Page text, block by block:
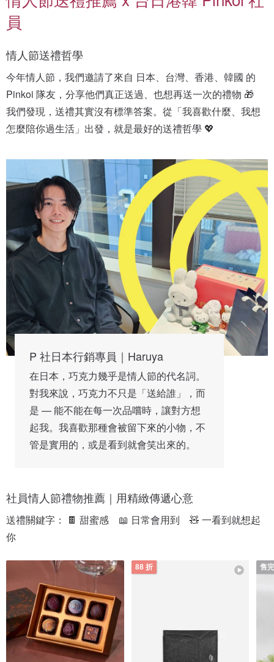
員
情人節送禮哲學
今年情人節，我們邀請了來自 日本、台灣、香港、韓國 的
Pinkoi 隊友，分享他們真正送過、也想再送一次的禮物 🎁
我們發現，送禮其實沒有標準答案。從「我喜歡什麼、我想
怎麼陪你過生活」出發，就是最好的送禮哲學 💖
P 社日本行銷專員｜Haruya
在日本，巧克力幾乎是情人節的代名詞。
對我來說，巧克力不只是「送給誰」，而
是 — 能不能在每一次品嚐時，讓對方想
起我。我喜歡那種會被留下來的小物，不
管是實用的，或是看到就會笑出來的。
社員情人節禮物推薦｜用精緻傳遞心意
送禮關鍵字： 🍫 甜蜜感　📖 日常會用到　🧸 一看到就想起
你
88 折 售